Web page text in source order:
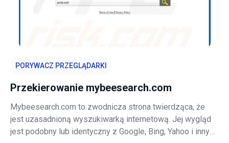
PORYWACZ PRZEGLĄDARKI
Przekierowanie mybeesearch.com
Mybeesearch.com to zwodnicza strona twierdząca, że
jest uzasadnioną wyszukiwarką internetową. Jej wygląd
jest podobny lub identyczny z Google, Bing, Yahoo i innymi